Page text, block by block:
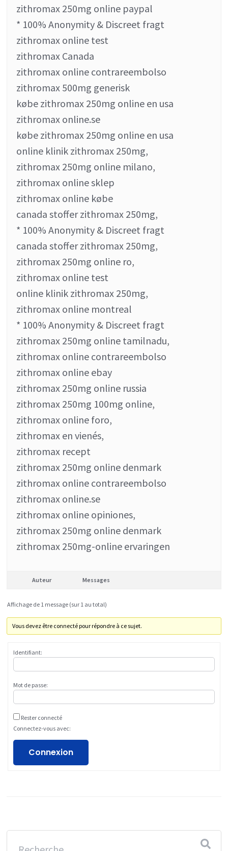
zithromax 250mg online paypal
* 100% Anonymity & Discreet fragt
zithromax online test
zithromax Canada
zithromax online contrareembolso
zithromax 500mg generisk
købe zithromax 250mg online en usa
zithromax online.se
købe zithromax 250mg online en usa
online klinik zithromax 250mg,
zithromax 250mg online milano,
zithromax online sklep
zithromax online købe
canada stoffer zithromax 250mg,
* 100% Anonymity & Discreet fragt
canada stoffer zithromax 250mg,
zithromax 250mg online ro,
zithromax online test
online klinik zithromax 250mg,
zithromax online montreal
* 100% Anonymity & Discreet fragt
zithromax 250mg online tamilnadu,
zithromax online contrareembolso
zithromax online ebay
zithromax 250mg online russia
zithromax 250mg 100mg online,
zithromax online foro,
zithromax en vienés,
zithromax recept
zithromax 250mg online denmark
zithromax online contrareembolso
zithromax online.se
zithromax online opiniones,
zithromax 250mg online denmark
zithromax 250mg-online ervaringen
Auteur Messages
Affichage de 1 message (sur 1 au total)
Vous devez être connecté pour répondre à ce sujet.
Identifiant:
Mot de passe:
Rester connecté
Connectez-vous avec:
Connexion